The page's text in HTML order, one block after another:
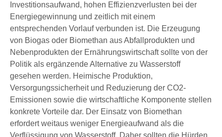
Investitionsaufwand, hohen Effizienzverlusten bei der
Energiegewinnung und zeitlich mit einem
entsprechenden Vorlauf verbunden ist. Die Erzeugung
von Biogas oder Biomethan aus Abfallprodukten und
Nebenprodukten der Ernährungswirtschaft sollte von der
Politik als ergänzende Alternative zu Wasserstoff
gesehen werden. Heimische Produktion,
Versorgungssicherheit und Reduzierung der CO2-
Emissionen sowie die wirtschaftliche Komponente stellen
konkrete Vorteile dar. Der Einsatz von Biomethan
erfordert weitaus weniger Energieaufwand als die